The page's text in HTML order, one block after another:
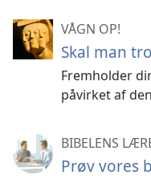
VÅGN OP!
Skal man
Fremholder
påvirket af
BIBELENS
Prøv vores